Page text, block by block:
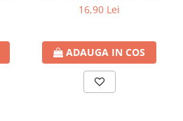
6 kA
16,90 Lei
ADAUGA IN COS